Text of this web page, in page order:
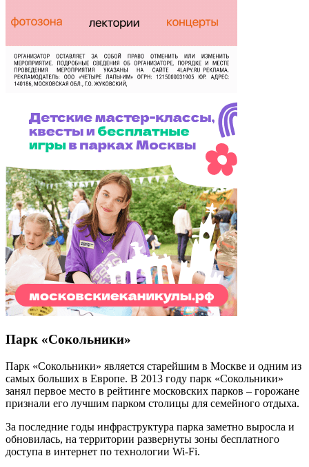
Парк «Сокольники»
Парк «Сокольники» является старейшим в Москве и одним из
самых больших в Европе. В 2013 году парк «Сокольники»
занял первое место в рейтинге московских парков – горожане
признали его лучшим парком столицы для семейного отдыха.
За последние годы инфраструктура парка заметно выросла и
обновилась, на территории развернуты зоны бесплатного
доступа в интернет по технологии Wi-Fi.